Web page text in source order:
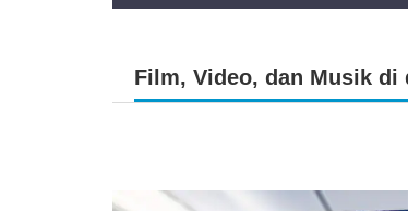
Film, Video, dan Musik di